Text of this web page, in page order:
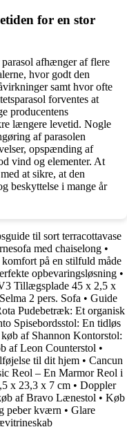
for en stor
afhænger af flere
hvor godt den
samt hvor ofte
forventes at
producentens
længere levetid. Nogle
af parasolen
opspænding af
vind og elementer. At
at sikre, at den
beskyttelse i mange år
til sort terracottavase
med chaiselong •
på en stilfuld måde
opbevaringsløsning •
Tillægsplade 45 x 2,5 x
2 pers. Sofa • Guide
Pudebetræk: Et organisk
Spisebordsstol: En tidløs
af Shannon Kontorstol:
af Leon Counterstol •
til dit hjem • Cancun
Reol – En Marmor Reol i
x 23,3 x 7 cm • Doppler
af Bravo Lænestol • Køb
peber kværn • Glare